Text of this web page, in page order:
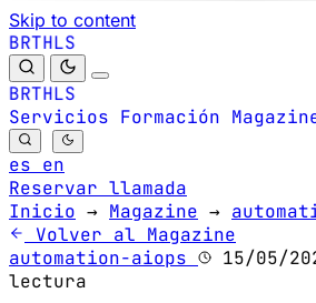
Skip to content
BRTHLS
BRTHLS
Servicios Formación
es en
Reservar llamada
Inicio → Magazine →
Volver al Magazine
automation-aiops
15/05/
lectura